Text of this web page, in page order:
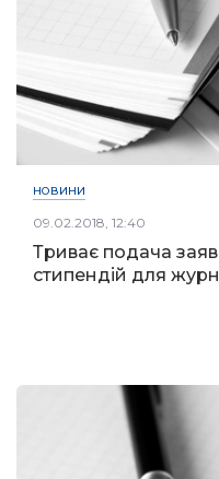
НОВИНИ
09.02.2018, 12:40
Триває подача
стипендій для